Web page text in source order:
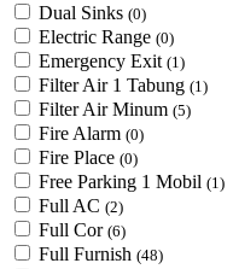
Dual Sinks (0)
Electric Range (0)
Emergency Exit (1)
Filter Air 1 Tabung (1)
Filter Air Minum (5)
Fire Alarm (0)
Fire Place (0)
Free Parking 1 Mobil (1)
Full AC (2)
Full Cor (6)
Full Furnish (48)